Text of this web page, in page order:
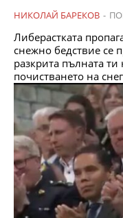
НИКОЛАЙ БАРЕКОВ -
Либерастката
снежно бедствие се
разкрита пълната
почистването на